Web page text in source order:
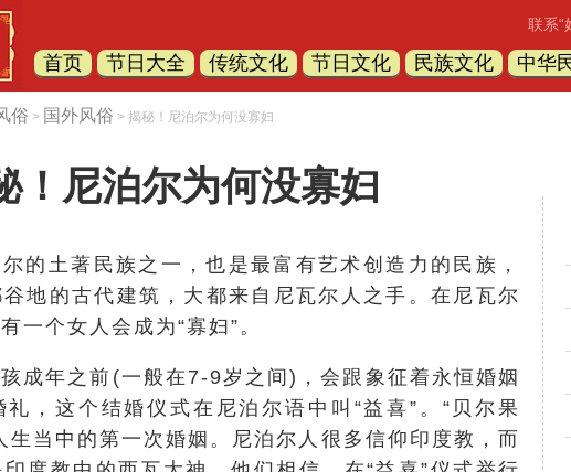
联系“
首页 节日大全 传统文化 节日文化 民族文化 中华
俗 > 国外风俗 > 揭秘！尼泊尔为何没寡妇
！尼泊尔为何没寡妇
的土著民族之一，也是最富有艺术创造力的民族，
地的古代建筑，大都来自尼瓦尔人之手。在尼瓦尔
一个女人会成为“寡妇”。
成年之前(一般在7-9岁之间)，会跟象征着永恒婚姻
，这个结婚仪式在尼泊尔语中叫“益喜”。“贝尔果
生当中的第一次婚姻。尼泊尔人很多信仰印度教，而